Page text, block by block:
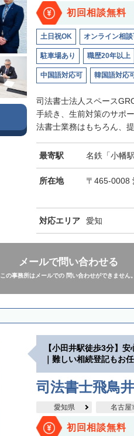
初回相談無料
土日祝OK オンライン相
駐車場あり 職歴20年以上
中国語対応可 韓国語対応
司法書士法人スペース
手続き、生前対策のサポ
法書士業務はもちろん、
最寄駅 名鉄「小幡
所在地 〒465-0008
対応エリア 愛知
メールで問い合わせる
この事務所はメールでの 問い合わせができません。
【小田井駅徒歩3分】
｜難しい相続登記もお
司法書士飛鳥
愛知県 名古屋
初回相談無料